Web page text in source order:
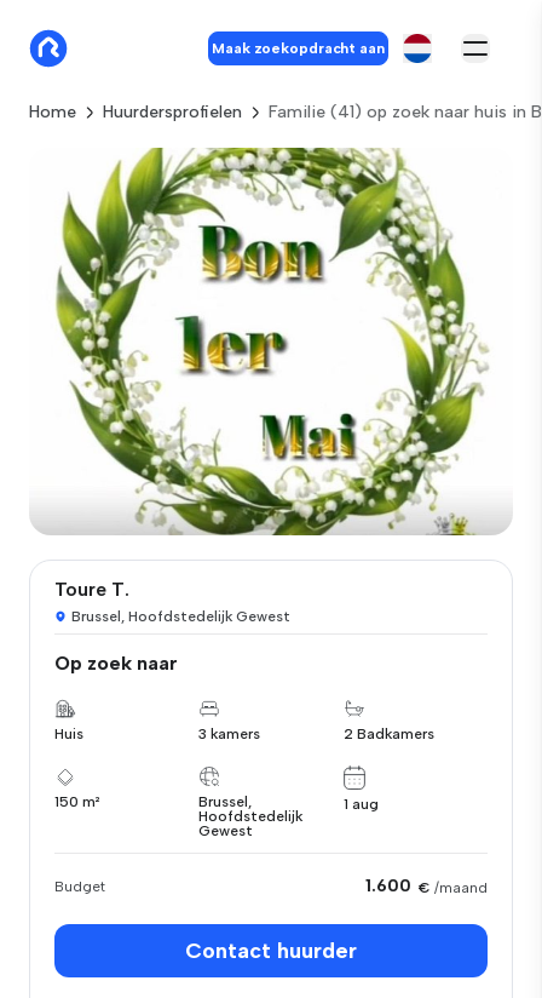
Maak zoekopdracht aan
Home Huurdersprofielen Familie (41) op zoek naar huis in
Toure T.
Brussel, Hoofdstedelijk Gewest
Op zoek naar
Huis 3 kamers 2 Badkamers
150 m²
Brussel,
Hoofdstedelijk
Gewest
1 aug
Budget 1.600 € /maand
Contact huurder